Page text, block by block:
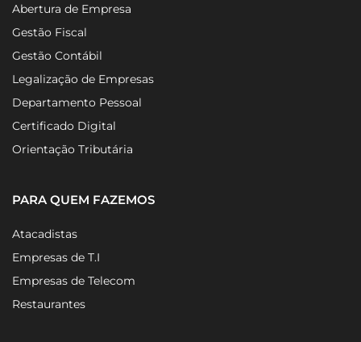
Abertura de Empresa
Gestão Fiscal
Gestão Contábil
Legalização de Empresas
Departamento Pessoal
Certificado Digital
Orientação Tributária
PARA QUEM FAZEMOS
Atacadistas
Empresas de T.I
Empresas de Telecom
Restaurantes